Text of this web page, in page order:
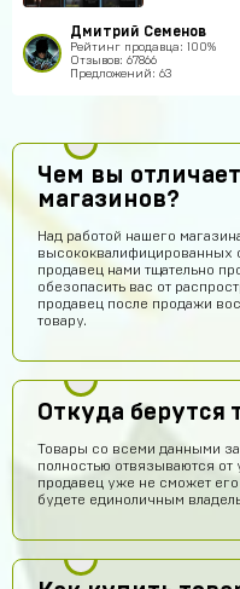
Дмитрий Семенов
Рейтинг продавца: 100%
Отзывов: 67866
Предложений: 63
Чем вы
магазинов?
Над работой нашего
высококвалифицированных
продавец нами тщательно
обезопасить вас от
продавец после продажи
товару.
Откуда берутся
Товары со всеми данными
полностью отвязываются от
продавец уже не сможет его
будете единоличным